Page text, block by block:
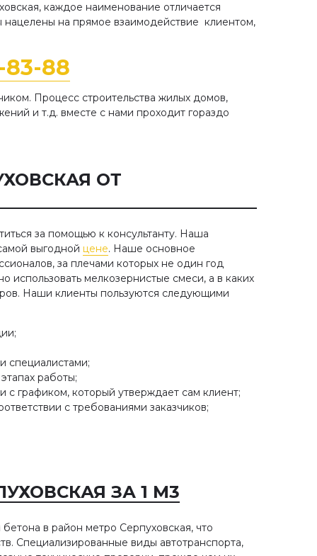
каждое наименование отличается
на прямое взаимодействие клиентом,
83-88
Процесс строительства жилых домов,
и т.д. вместе с нами проходит гораздо
ОТ
за помощью к консультанту. Наша
выгодной цене. Наше основное
за плечами которых не один год
использовать мелкозернистые смеси, а в каких
Наши клиенты пользуются следующими
специалистами;
работы;
с графиком, который утверждает сам клиент;
с требованиями заказчиков;
ЗА 1 М3
в район метро Серпуховская, что
Специализированные виды автотранспорта,